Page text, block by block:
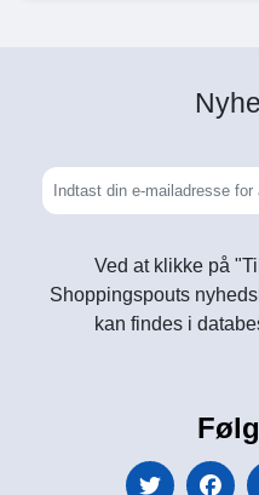
Ved at klikke på
Shoppingspouts
kan findes i
Følg